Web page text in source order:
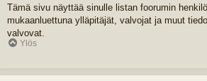
Tämä sivu näyttää sinulle listan foorumin
mukaanluettuna ylläpitäjät, valvojat ja muut
valvovat.
Ylös